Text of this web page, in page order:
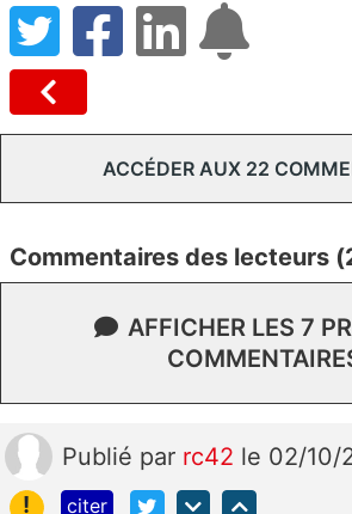
ACCÉDER AUX 22
Commentaires des lecteurs
AFFICHER LES 7
Publié par rc42 le 02/10/
!
citer